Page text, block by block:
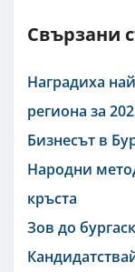
Свързани
Наградиха
региона за
Бизнесът в
Народни
кръста
Зов до